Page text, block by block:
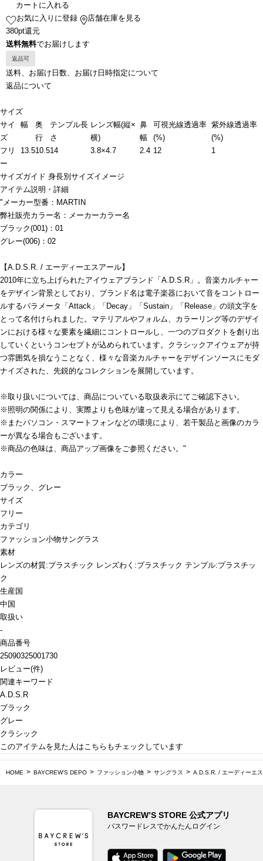
カートに入れる
お気に入りに登録
店舗在庫を見る
380pt還元
送料無料でお届けします
返品可
送料、お届け日数、お届け日時指定について
返品について
サイズ
サイ
ズ
幅
奥
行
テンプル長
さ
レンズ幅(縦×
横)
鼻
幅
可視光線透過率
(%)
紫外線透過率
(%)
フリ
ー
13.510.514 3.8×4.7 2.4 12 1
サイズガイド 身長別サイズイメージ
アイテム説明・詳細
"メーカー型番：MARTIN
弊社販売カラー名：メーカーカラー名
ブラック(001)：01
グレー(006)：02
【A.D.S.R. / エーディーエスアール】
2010年に立ち上げられたアイウェアブランド「A.D.S.R」。音楽カルチャー
をデザイン背景としており、ブランド名は電子楽器において音をコントロー
ルするパラメータ「Attack」「Decay」「Sustain」「Release」の頭文字を
とって名付けられました。マテリアルやフォルム、カラーリング等のデザイ
ンにおける様々な要素を繊細にコントロールし、一つのプロダクトを創り出
していくというコンセプトが込められています。クラシックアイウェアが持
つ雰囲気を損なうことなく、様々な音楽カルチャーをデザインソースにモダ
ナイズされた、先鋭的なコレクションを展開しています。
※取り扱いについては、商品についている取扱表示にてご確認下さい。
※照明の関係により、実際よりも色味が違って見える場合があります。
※またパソコン・スマートフォンなどの環境により、若干製品と画像のカラ
ーが異なる場合もございます。
※商品の色味は、商品アップ画像をご参照ください。"
カラー
ブラック、グレー
サイズ
フリー
カテゴリ
ファッション小物サングラス
素材
レンズの材質:プラスチック レンズわく:プラスチック テンプル:プラスチッ
ク
生産国
中国
取扱い
-
商品番号
25090325001730
レビュー(件)
関連キーワード
A.D.S.R
ブラック
グレー
クラシック
このアイテムを見た人はこちらもチェックしています
HOME BAYCREW'S DEPO ファッション小物 サングラス A.D.S.R. / エーディーエ
BAYCREW’S STORE 公式アプリ
パスワードレスでかんたんログイン